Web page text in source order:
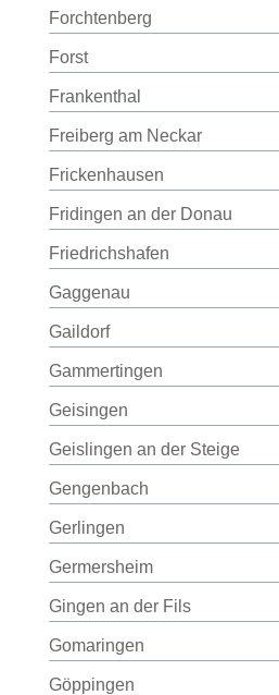
Forchtenberg
Forst
Frankenthal
Freiberg am Neckar
Frickenhausen
Fridingen an der Donau
Friedrichshafen
Gaggenau
Gaildorf
Gammertingen
Geisingen
Geislingen an der Steige
Gengenbach
Gerlingen
Germersheim
Gingen an der Fils
Gomaringen
Göppingen